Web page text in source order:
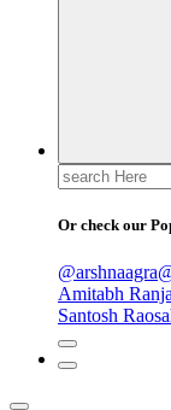
Search
for:
Or check our
@arshnaagra
Amitabh
Santosh